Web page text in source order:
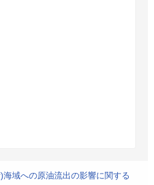
域への原油流出の影響に関する